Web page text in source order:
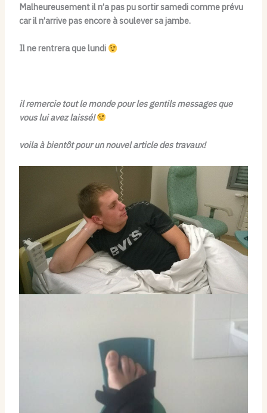
Malheureusement il n’a pas pu sortir samedi comme prévu
car il n’arrive pas encore à soulever sa jambe.
Il ne rentrera que lundi
il remercie tout le monde pour les gentils messages que
vous lui avez laissé!
voila à bientôt pour un nouvel article des travaux!